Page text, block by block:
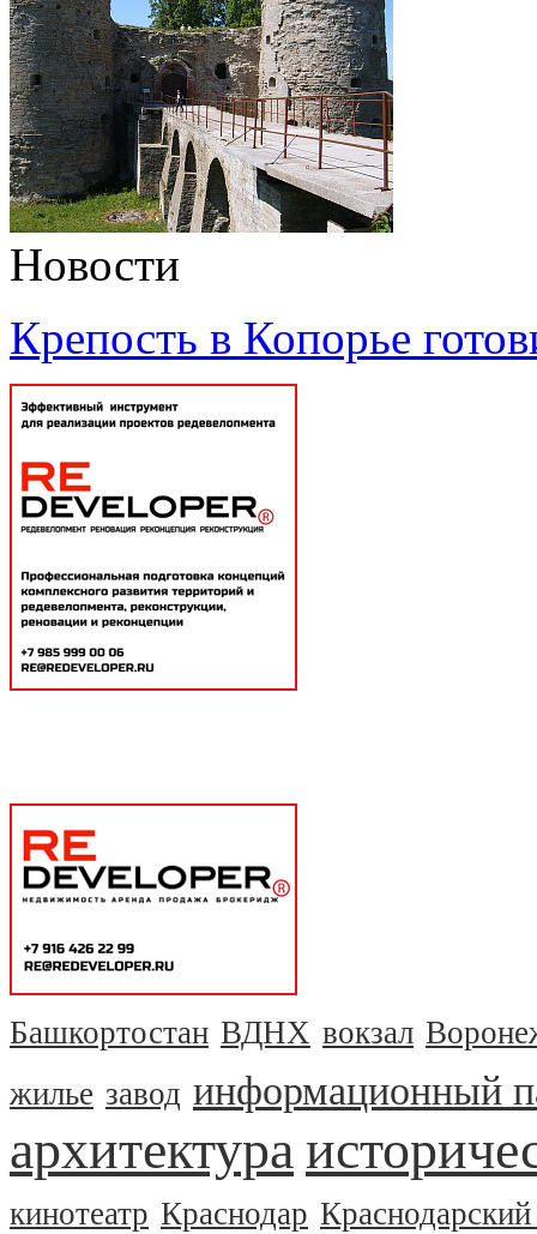
Новости
Крепость в Копорье
Башкортостан ВДНХ вокзал
жилье завод информационный
архитектура
кинотеатр Краснодар